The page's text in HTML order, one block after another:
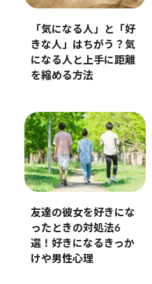
「気になる人」と「好
きな人」はちがう？気
になる人と上手に距離
を縮める方法
友達の彼女を好きにな
ったときの対処法6
選！好きになるきっか
けや男性心理